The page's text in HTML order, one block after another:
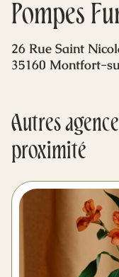
Pompes
26 Rue Saint
35160 Montfort-
Autres
proximité